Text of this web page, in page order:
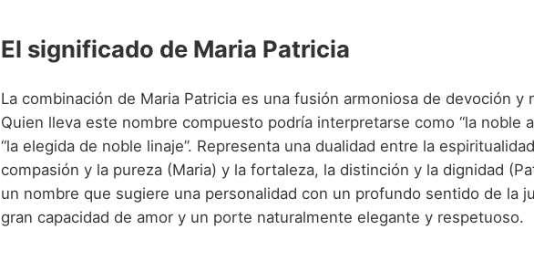
El significado de Maria Patricia
La combinación de Maria Patricia es una fusión armoniosa de devoción y
Quien lleva este nombre compuesto podría interpretarse como “la noble
“la elegida de noble linaje”. Representa una dualidad entre la
compasión y la pureza (Maria) y la fortaleza, la distinción y la dignidad
un nombre que sugiere una personalidad con un profundo sentido de la
gran capacidad de amor y un porte naturalmente elegante y respetuoso.